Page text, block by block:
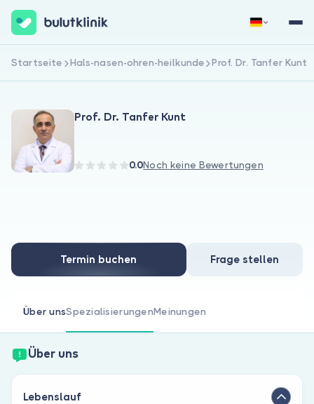
Sind Sie Arzt?
Jetzt registrieren Anmelden
Startseite Hals-nasen-ohren-heilkunde Prof. Dr. Tanfer Kunt
Prof. Dr. Tanfer Kunt
0.0Noch keine Bewertungen
Termin buchen Frage stellen
Über unsSpezialisierungenMeinungen
Über uns
Lebenslauf